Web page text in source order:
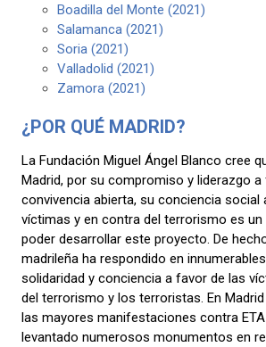
Boadilla del Monte (2021)
Salamanca (2021)
Soria (2021)
Valladolid (2021)
Zamora (2021)
¿POR QUÉ MADRID?
La Fundación Miguel Ángel Blanco cree
Madrid, por su compromiso y liderazgo
convivencia abierta, su conciencia social
víctimas y en contra del terrorismo es un
poder desarrollar este proyecto. De
madrileña ha respondido en
solidaridad y conciencia a favor de las
del terrorismo y los terroristas. En
las mayores manifestaciones contra
levantado numerosos monumentos en